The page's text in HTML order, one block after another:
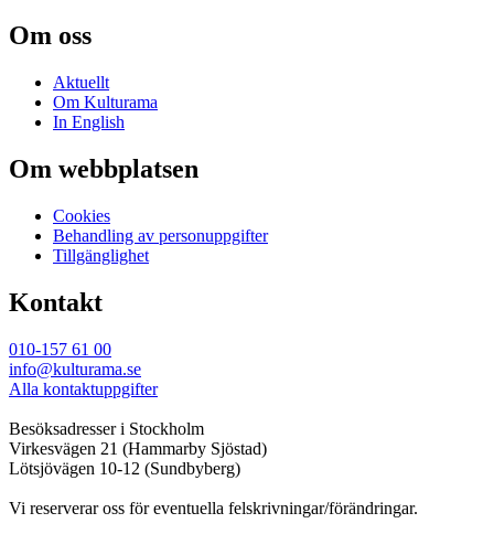
Om oss
Aktuellt
Om Kulturama
In English
Om webbplatsen
Cookies
Behandling av personuppgifter
Tillgänglighet
Kontakt
010-157 61 00
info@kulturama.se
Alla kontaktuppgifter
Besöksadresser i Stockholm
Virkesvägen 21 (Hammarby Sjöstad)
Lötsjövägen 10-12 (Sundbyberg)
Vi reserverar oss för eventuella felskrivningar/förändringar.